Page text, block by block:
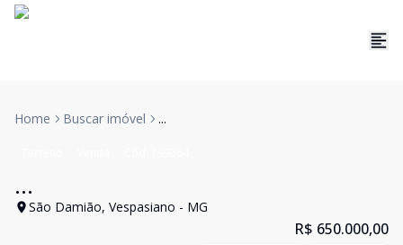
Home Buscar imóvel ...
...
São Damião, Vespasiano - MG
R$ 650.000,00